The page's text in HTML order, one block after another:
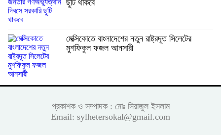
ছুটি থাকবে
মেক্সিকোতে বাংলাদেশের নতুন রাষ্ট্রদূত সিলেটের
মুশফিকুল ফজল আনসারী
প্রকাশক ও সম্পাদক : মোঃ সিরাজুল ইসলাম
Email: sylhetersokal@gmail.com